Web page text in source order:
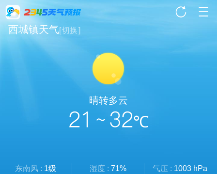
西城镇天气[切换]
晴转多云
21 ~ 32℃
东南风 : 1级 湿度 : 71% 气压 : 1003 hPa